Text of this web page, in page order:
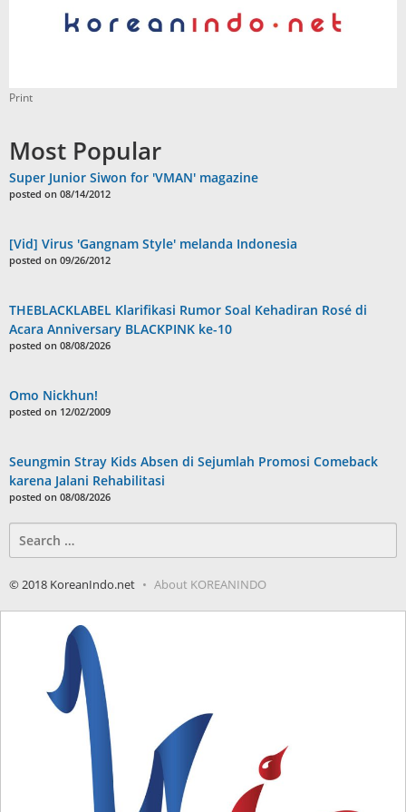
Print
Most Popular
Super Junior Siwon for 'VMAN' magazine
posted on 08/14/2012
[Vid] Virus 'Gangnam Style' melanda Indonesia
posted on 09/26/2012
THEBLACKLABEL Klarifikasi Rumor Soal Kehadiran Rosé di
Acara Anniversary BLACKPINK ke-10
posted on 08/08/2026
Omo Nickhun!
posted on 12/02/2009
Seungmin Stray Kids Absen di Sejumlah Promosi Comeback
karena Jalani Rehabilitasi
posted on 08/08/2026
for:
© 2018 KoreanIndo.net About KOREANINDO